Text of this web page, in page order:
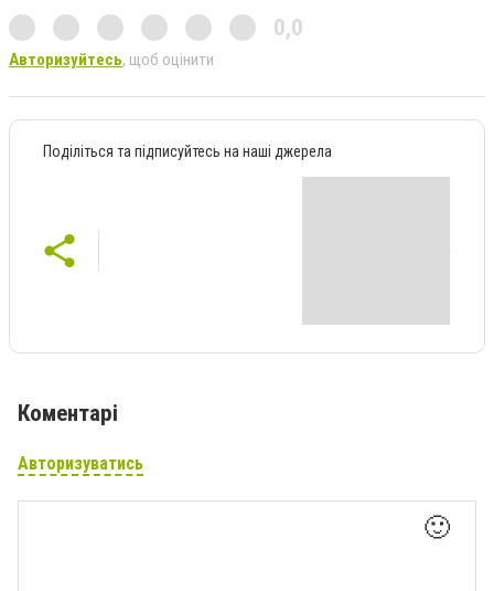
0,0
Авторизуйтесь, щоб оцінити
Поділіться та підписуйтесь на наші джерела
Коментарі
Авторизуватись
🙂